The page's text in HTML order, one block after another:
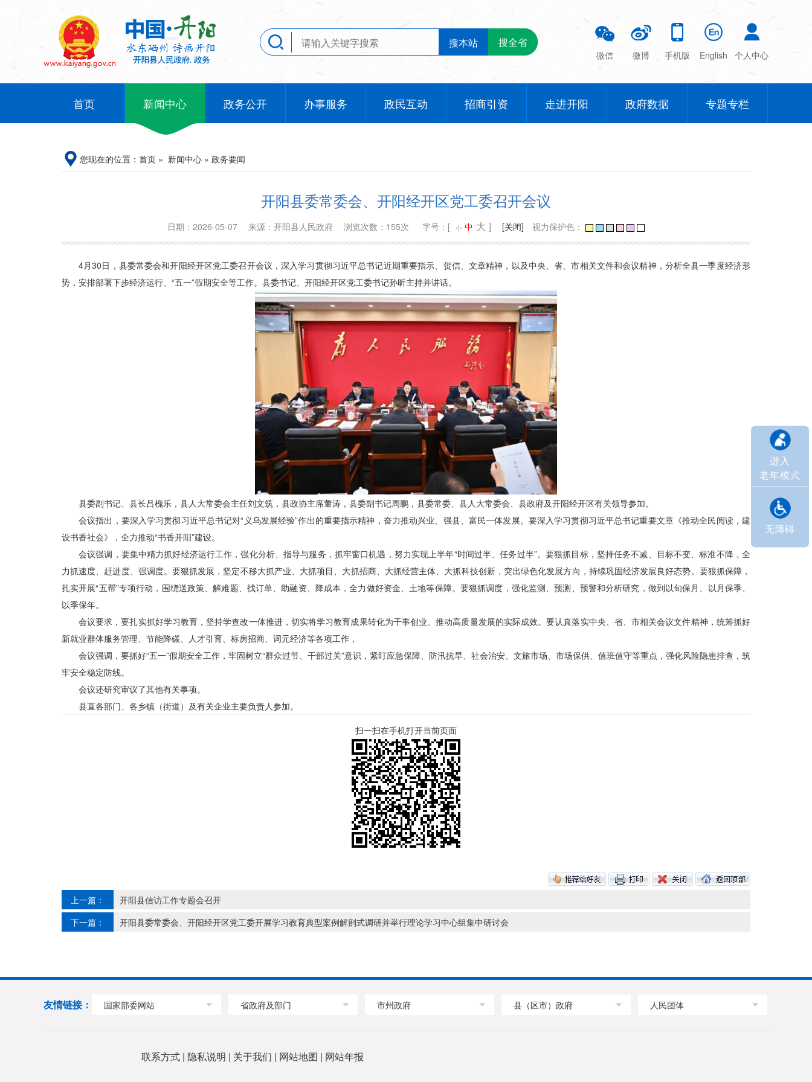
搜本站 搜全省
微信 微博 手机版 English 个人中心
首页 新闻中心 政务公开 办事服务 政民互动 招商引资 走进开阳 政府数据 专题专栏
进入
老年模式
无障碍
您现在的位置： 首页 » 新闻中心 » 政务要闻
开阳县委常委会、开阳经开区党工委召开会议
日期：2026-05-07 来源：开阳县人民政府 浏览次数：155次 字号：[ 小 中 大 ] [关闭] 视力保护色：
4月30日，县委常委会和开阳经开区党工委召开会议，深入学习贯彻习近平总书记近期重要指示、贺信、文章精神，以及中央、省、市相关文件和会议精神，分析全县一季度经济形
势，安排部署下步经济运行、“五一”假期安全等工作。县委书记、开阳经开区党工委书记孙昕主持并讲话。
县委副书记、县长吕槐乐，县人大常委会主任刘文筑，县政协主席董涛，县委副书记周鹏，县委常委、县人大常委会、县政府及开阳经开区有关领导参加。
会议指出，要深入学习贯彻习近平总书记对“义乌发展经验”作出的重要指示精神，奋力推动兴业、强县、富民一体发展。要深入学习贯彻习近平总书记重要文章《推动全民阅读，建
设书香社会》，全力推动“书香开阳”建设。
会议强调，要集中精力抓好经济运行工作，强化分析、指导与服务，抓牢窗口机遇，努力实现上半年“时间过半、任务过半”。要狠抓目标，坚持任务不减、目标不变、标准不降，全
力抓速度、赶进度、强调度。要狠抓发展，坚定不移大抓产业、大抓项目、大抓招商、大抓经营主体、大抓科技创新，突出绿色化发展方向，持续巩固经济发展良好态势。要狠抓保障，
扎实开展“五帮”专项行动，围绕送政策、解难题、找订单、助融资、降成本，全力做好资金、土地等保障。要狠抓调度，强化监测、预测、预警和分析研究，做到以旬保月、以月保季、
以季保年。
会议要求，要扎实抓好学习教育，坚持学查改一体推进，切实将学习教育成果转化为干事创业、推动高质量发展的实际成效。要认真落实中央、省、市相关会议文件精神，统筹抓好
新就业群体服务管理、节能降碳、人才引育、标房招商、词元经济等各项工作，
会议强调，要抓好“五一”假期安全工作，牢固树立“群众过节、干部过关”意识，紧盯应急保障、防汛抗旱、社会治安、文旅市场、市场保供、值班值守等重点，强化风险隐患排查，筑
牢安全稳定防线。
会议还研究审议了其他有关事项。
县直各部门、各乡镇（街道）及有关企业主要负责人参加。
扫一扫在手机打开当前页面
上一篇：
开阳县信访工作专题会召开
下一篇：
开阳县委常委会、开阳经开区党工委开展学习教育典型案例解剖式调研并举行理论学习中心组集中研讨会
友情链接： 国家部委网站 省政府及部门 市州政府 县（区市）政府 人民团体
联系方式 | 隐私说明 | 关于我们 | 网站地图 | 网站年报